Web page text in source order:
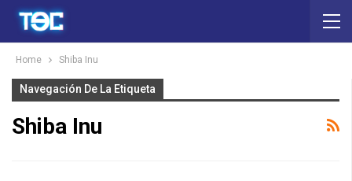
Home Shiba Inu
Navegación De La Etiqueta
Shiba Inu